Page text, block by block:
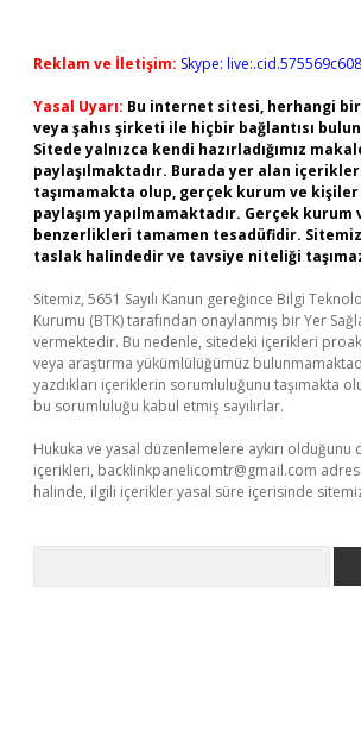
Reklam ve İletişim: Skype:
Yasal Uyarı: Bu internet sitesi, herhangi
veya şahıs şirketi ile hiçbir bağlantısı
Sitede yalnızca kendi hazırladığımız
paylaşılmaktadır. Burada yer alan
taşımamakta olup, gerçek kurum ve kişiler
paylaşım yapılmamaktadır. Gerçek
benzerlikleri tamamen tesadüfidir.
taslak halindedir ve tavsiye niteliği
Sitemiz, 5651 Sayılı Kanun gereğince Bilgi
Kurumu (BTK) tarafından onaylanmış bir Yer
vermektedir. Bu nedenle, sitedeki içerikleri
veya araştırma yükümlülüğümüz
yazdıkları içeriklerin sorumluluğunu taşımakta
bu sorumluluğu kabul etmiş sayılırlar.
Hukuka ve yasal düzenlemelere aykırı olduğunu
içerikleri, backlinkpanelicomtr@gmail.com
halinde, ilgili içerikler yasal süre içerisinde